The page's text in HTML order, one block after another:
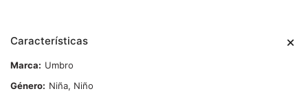
Características
Marca
Umbro
Género
Niña, Niño